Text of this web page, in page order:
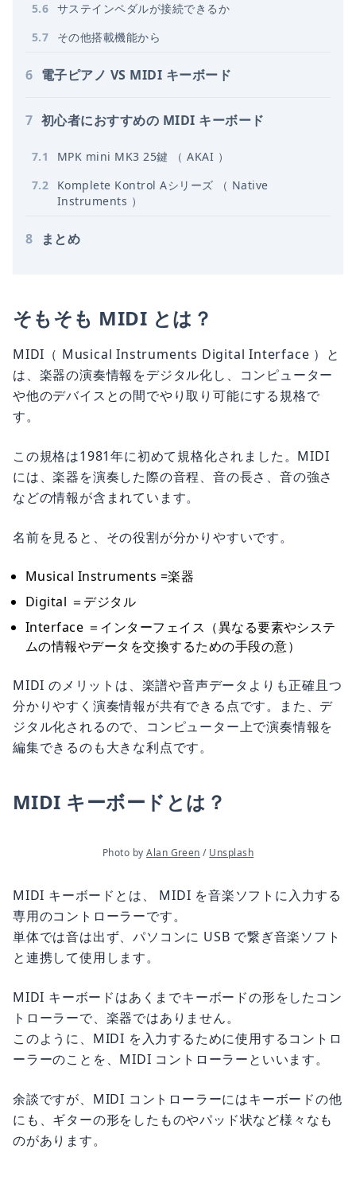
5.6 サステインペダルが接続できるか
5.7 その他搭載機能から
6 電子ピアノ VS MIDI キーボード
7 初心者におすすめの MIDI キーボード
7.1
MPK mini MK3 25鍵 （ AKAI ）
7.2
Komplete Kontrol Aシリーズ （ Native
Instruments ）
8 まとめ
そもそも MIDI とは？
MIDI（ Musical Instruments Digital Interface ）と
は、楽器の演奏情報をデジタル化し、コンピューター
や他のデバイスとの間でやり取り可能にする規格で
す。
この規格は1981年に初めて規格化されました。MIDI
には、楽器を演奏した際の音程、音の長さ、音の強さ
などの情報が含まれています。
名前を見ると、その役割が分かりやすいです。
Musical Instruments =楽器
Digital ＝デジタル
Interface ＝インターフェイス（異なる要素やシステ
ムの情報やデータを交換するための手段の意）
MIDI のメリットは、楽譜や音声データよりも正確且つ
分かりやすく演奏情報が共有できる点です。また、デ
ジタル化されるので、コンピューター上で演奏情報を
編集できるのも大きな利点です。
MIDI キーボードとは？
Photo by Alan Green / Unsplash
MIDI キーボードとは、 MIDI を音楽ソフトに入力する
専用のコントローラーです。
単体では音は出ず、パソコンに USB で繋ぎ音楽ソフト
と連携して使用します。
MIDI キーボードはあくまでキーボードの形をしたコン
トローラーで、楽器ではありません。
このように、MIDI を入力するために使用するコントロ
ーラーのことを、MIDI コントローラーといいます。
余談ですが、MIDI コントローラーにはキーボードの他
にも、ギターの形をしたものやパッド状など様々なも
のがあります。